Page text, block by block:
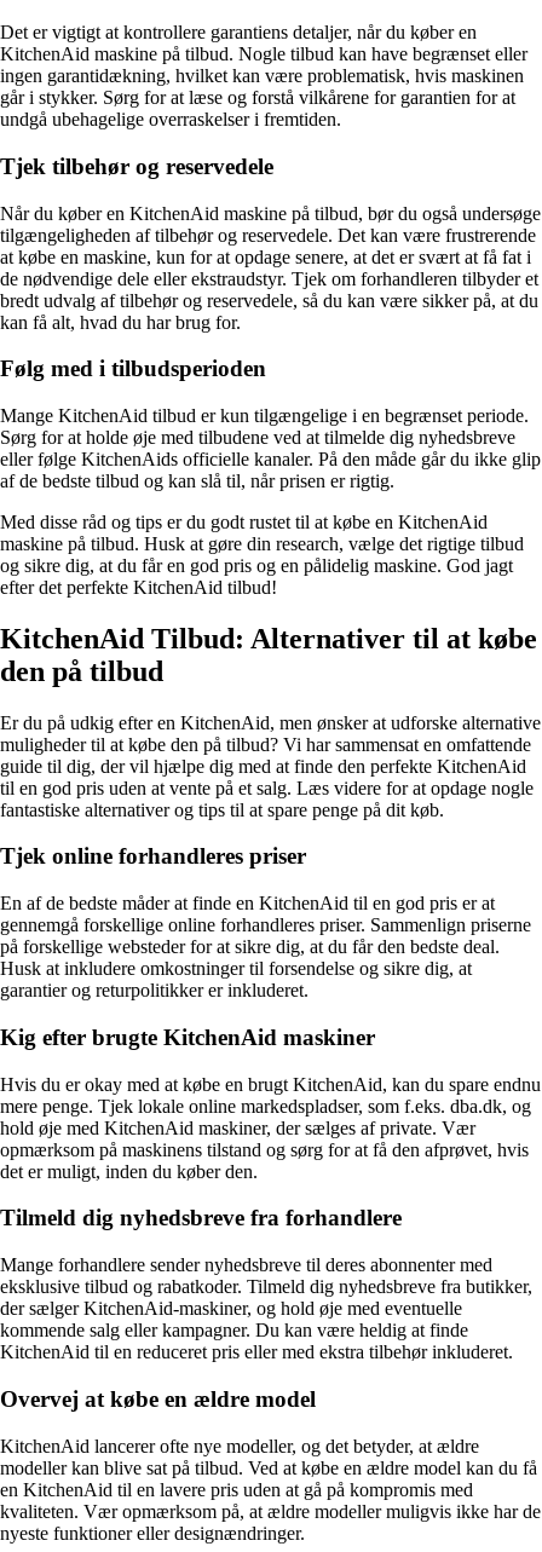
Det er vigtigt at kontrollere garantiens detaljer, når du køber en
KitchenAid maskine på tilbud. Nogle tilbud kan have begrænset eller
ingen garantidækning, hvilket kan være problematisk, hvis maskinen
går i stykker. Sørg for at læse og forstå vilkårene for garantien for at
undgå ubehagelige overraskelser i fremtiden.
Tjek tilbehør og reservedele
Når du køber en KitchenAid maskine på tilbud, bør du også undersøge
tilgængeligheden af tilbehør og reservedele. Det kan være frustrerende
at købe en maskine, kun for at opdage senere, at det er svært at få fat i
de nødvendige dele eller ekstraudstyr. Tjek om forhandleren tilbyder et
bredt udvalg af tilbehør og reservedele, så du kan være sikker på, at du
kan få alt, hvad du har brug for.
Følg med i tilbudsperioden
Mange KitchenAid tilbud er kun tilgængelige i en begrænset periode.
Sørg for at holde øje med tilbudene ved at tilmelde dig nyhedsbreve
eller følge KitchenAids officielle kanaler. På den måde går du ikke glip
af de bedste tilbud og kan slå til, når prisen er rigtig.
Med disse råd og tips er du godt rustet til at købe en KitchenAid
maskine på tilbud. Husk at gøre din research, vælge det rigtige tilbud
og sikre dig, at du får en god pris og en pålidelig maskine. God jagt
efter det perfekte KitchenAid tilbud!
KitchenAid Tilbud: Alternativer til at købe
den på tilbud
Er du på udkig efter en KitchenAid, men ønsker at udforske alternative
muligheder til at købe den på tilbud? Vi har sammensat en omfattende
guide til dig, der vil hjælpe dig med at finde den perfekte KitchenAid
til en god pris uden at vente på et salg. Læs videre for at opdage nogle
fantastiske alternativer og tips til at spare penge på dit køb.
Tjek online forhandleres priser
En af de bedste måder at finde en KitchenAid til en god pris er at
gennemgå forskellige online forhandleres priser. Sammenlign priserne
på forskellige websteder for at sikre dig, at du får den bedste deal.
Husk at inkludere omkostninger til forsendelse og sikre dig, at
garantier og returpolitikker er inkluderet.
Kig efter brugte KitchenAid maskiner
Hvis du er okay med at købe en brugt KitchenAid, kan du spare endnu
mere penge. Tjek lokale online markedspladser, som f.eks. dba.dk, og
hold øje med KitchenAid maskiner, der sælges af private. Vær
opmærksom på maskinens tilstand og sørg for at få den afprøvet, hvis
det er muligt, inden du køber den.
Tilmeld dig nyhedsbreve fra forhandlere
Mange forhandlere sender nyhedsbreve til deres abonnenter med
eksklusive tilbud og rabatkoder. Tilmeld dig nyhedsbreve fra butikker,
der sælger KitchenAid-maskiner, og hold øje med eventuelle
kommende salg eller kampagner. Du kan være heldig at finde
KitchenAid til en reduceret pris eller med ekstra tilbehør inkluderet.
Overvej at købe en ældre model
KitchenAid lancerer ofte nye modeller, og det betyder, at ældre
modeller kan blive sat på tilbud. Ved at købe en ældre model kan du få
en KitchenAid til en lavere pris uden at gå på kompromis med
kvaliteten. Vær opmærksom på, at ældre modeller muligvis ikke har de
nyeste funktioner eller designændringer.